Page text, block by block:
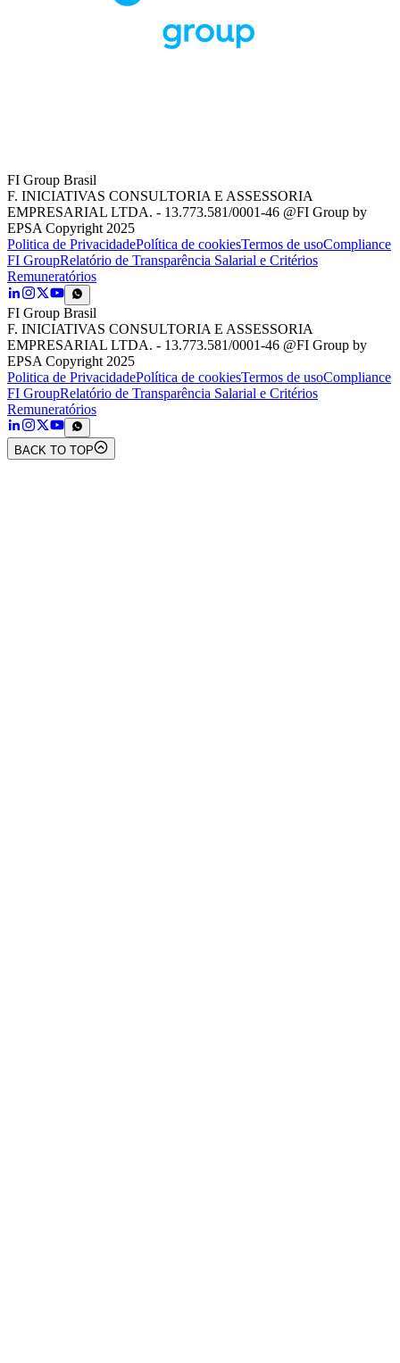
FI Group Brasil
F. INICIATIVAS CONSULTORIA E ASSESSORIA
EMPRESARIAL LTDA. - 13.773.581/0001-46 @FI Group by
EPSA Copyright 2025
Politica de PrivacidadePolítica de cookiesTermos de usoCompliance
FI GroupRelatório de Transparência Salarial e Critérios
Remuneratórios
FI Group Brasil
F. INICIATIVAS CONSULTORIA E ASSESSORIA
EMPRESARIAL LTDA. - 13.773.581/0001-46 @FI Group by
EPSA Copyright 2025
Politica de PrivacidadePolítica de cookiesTermos de usoCompliance
FI GroupRelatório de Transparência Salarial e Critérios
Remuneratórios
BACK TO TOP